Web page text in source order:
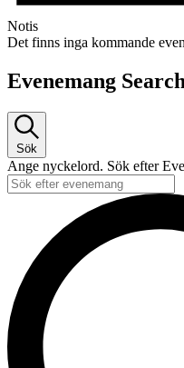
Notis
Det finns inga kommande
Evenemang
Sök
Ange nyckelord. Sök efter